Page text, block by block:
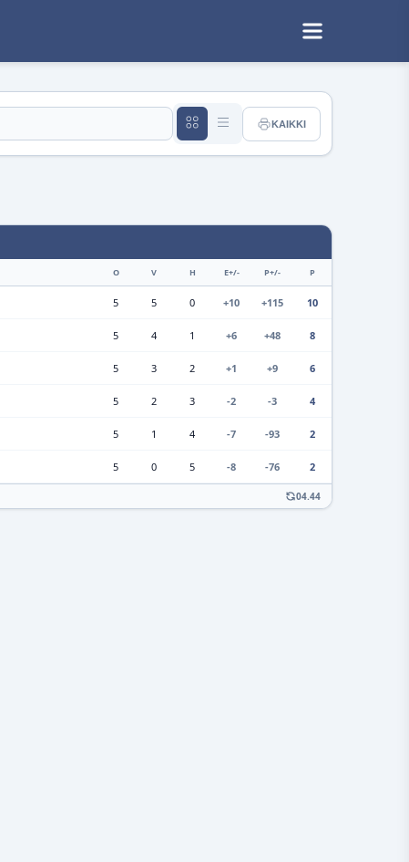
KAIKKI
O V H E+/- P+/- P
5 5 0 +10 +115 10
5 4 1 +6 +48 8
5 3 2 +1 +9 6
5 2 3 -2 -3 4
5 1 4 -7 -93 2
5 0 5 -8 -76 2
04.44